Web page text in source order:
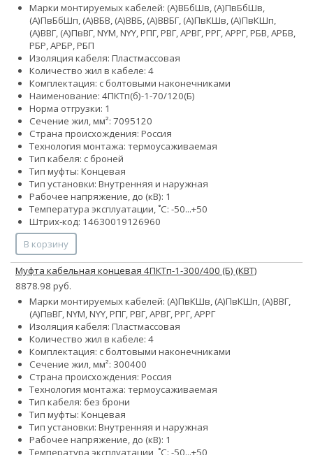
Марки монтируемых кабелей: (А)ВБбШв, (А)ПвБбШв,
(А)ПвБбШп, (А)ВБВ, (А)ВВБ, (А)ВВБГ, (А)ПвКШв, (А)ПвКШп,
(А)ВВГ, (А)ПвВГ, NYM, NYY, РПГ, РВГ, АРВГ, РРГ, АРРГ, РБВ, АРБВ,
РБР, АРБР, РБП
Изоляция кабеля: Пластмассовая
Количество жил в кабеле: 4
Комплектация: с болтовыми наконечниками
Наименование: 4ПКТп(б)-1-70/120(Б)
Норма отгрузки: 1
Сечение жил, мм²: 7095120
Страна происхождения: Россия
Технология монтажа: термоусаживаемая
Тип кабеля: с броней
Тип муфты: Концевая
Тип установки: Внутренняя и наружная
Рабочее напряжение, до (кВ): 1
Температура эксплуатации, ˚С: -50...+50
Штрих-код: 14630019126960
В корзину
Муфта кабельная концевая 4ПКТп-1-300/400 (Б) (КВТ)
8878.98 руб.
Марки монтируемых кабелей: (А)ПвКШв, (А)ПвКШп, (А)ВВГ,
(А)ПвВГ, NYM, NYY, РПГ, РВГ, АРВГ, РРГ, АРРГ
Изоляция кабеля: Пластмассовая
Количество жил в кабеле: 4
Комплектация: с болтовыми наконечниками
Сечение жил, мм²: 300400
Страна происхождения: Россия
Технология монтажа: термоусаживаемая
Тип кабеля: без брони
Тип муфты: Концевая
Тип установки: Внутренняя и наружная
Рабочее напряжение, до (кВ): 1
Температура эксплуатации, ˚С: -50...+50